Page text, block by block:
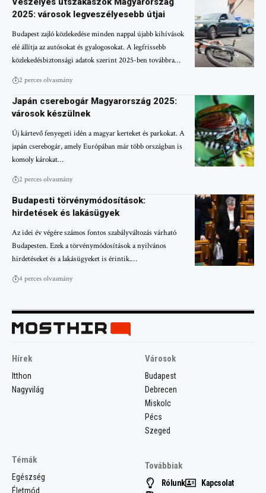
2025: városok legveszélyesebb útjai
Budapest zajló közlekedése minden nappal újabb kihívások
elé állítja az autósokat és gyalogosokat. A legfrissebb
közlekedésbiztonsági adatok szerint 2025-ben továbbra…
2 perces olvasmány
Japán cserebogár Magyarország 2025:
városok készülnek
Új kártevő fenyegeti idén a magyar kerteket és parkokat. A
japán cserebogár, amely Európában már több országban is
komoly károkat…
2 perces olvasmány
Budapesti törvénymódosítások:
hirdetések és lakásügyek
Az idei év végére számos fontos szabályváltozás várható
Budapesten. Ezek a törvénymódosítások a nyilvános
hirdetéseket és a lakásügyeket is érintik.…
4 perces olvasmány
Hírek
Itthon
Nagyvilág
Városok
Budapest
Debrecen
Miskolc
Pécs
Szeged
Témák
Egészség
Életmód
Továbbiak
Rólunk
Kapcsolat